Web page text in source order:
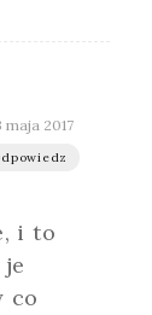
maja 2017
i to
co